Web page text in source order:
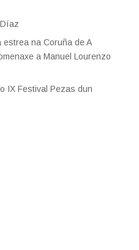
na Coruña de A
a Manuel Lourenzo
IX Festival Pezas dun